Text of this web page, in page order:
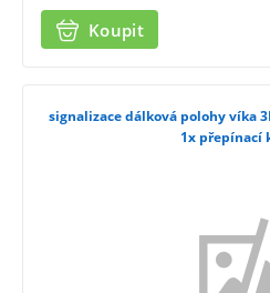
Koupit
signalizace dálková polohy víka
1x přepínací